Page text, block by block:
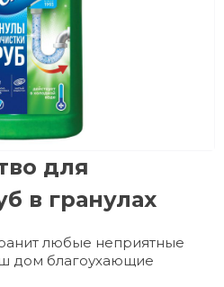
для
в гранулах
любые неприятные
дом благоухающие